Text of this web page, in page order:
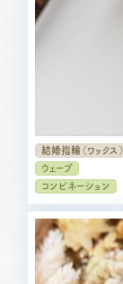
結婚指輪（ワックス）
ウェーブ
コンビネーション